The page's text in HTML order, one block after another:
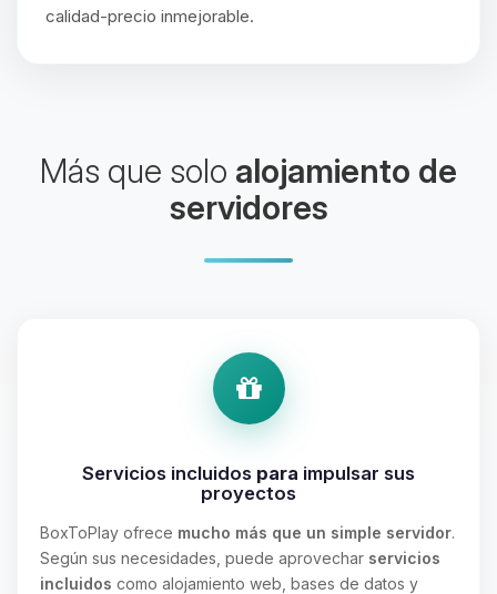
calidad-precio inmejorable.
Más que solo alojamiento de
servidores
Servicios incluidos para impulsar sus
proyectos
BoxToPlay ofrece mucho más que un simple servidor.
Según sus necesidades, puede aprovechar servicios
incluidos como alojamiento web, bases de datos y